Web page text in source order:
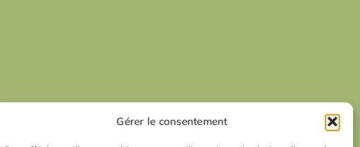
Gérer le consentement